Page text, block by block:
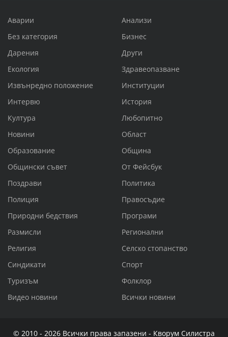
Аварии
Анализи
Без категория
Бизнес
Дарения
Други
Екология
Здравеопазване
Извънредно положение
Институции
Интервю
История
Култура
Любопитно
Новини
Област
Образование
Община
Общински съвет
От Фейсбук
Поздрави
Политика
Полиция
Правосъдие
Природни бедствия
Програми
Размисли
Регионални
Религия
Селско стопанство
Синдикати
Спорт
Туризъм
Фолклор
Видео новини
Всички новини
© 2010 - 2026 Всички права запазени - Кворум Силистра